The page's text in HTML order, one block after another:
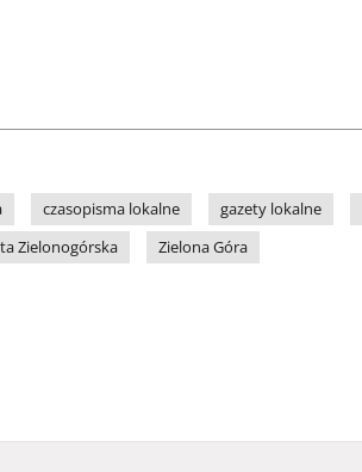
czasopisma lokalne gazety lokalne
Zielonogórska Zielona Góra